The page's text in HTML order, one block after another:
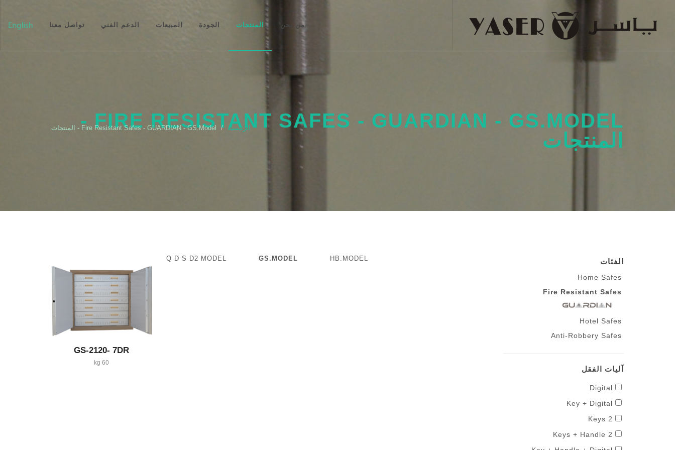
من نحن المنتجات الجودة المبيعات الدعم الفني تواصل معنا
FIRE RESISTANT SAFES - GUARDIAN - GS.MODEL -
المنتجات
الرئيسية Fire Resistant Safes - GUARDIAN - GS.Model - المنتجات
HB.MODEL
GS.MODEL
Q D S D2 MODEL
GS-2120- 7DR
60 kg
الفئات
Home Safes
Fire Resistant Safes
Hotel Safes
Anti-Robbery Safes
آليات الفقل